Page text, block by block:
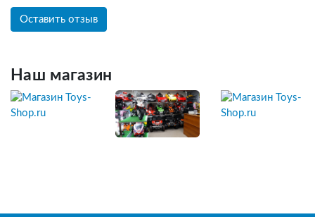
Оставить отзыв
Наш магазин